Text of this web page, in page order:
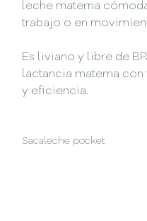
leche materna
trabajo o en
Es liviano y libre de
lactancia materna
y eficiencia.
Sacaleche pocket